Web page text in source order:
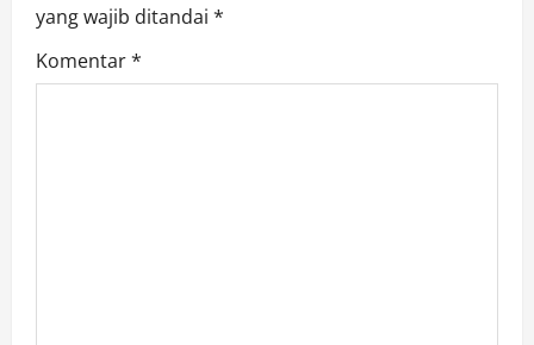
yang wajib ditandai *
Komentar*